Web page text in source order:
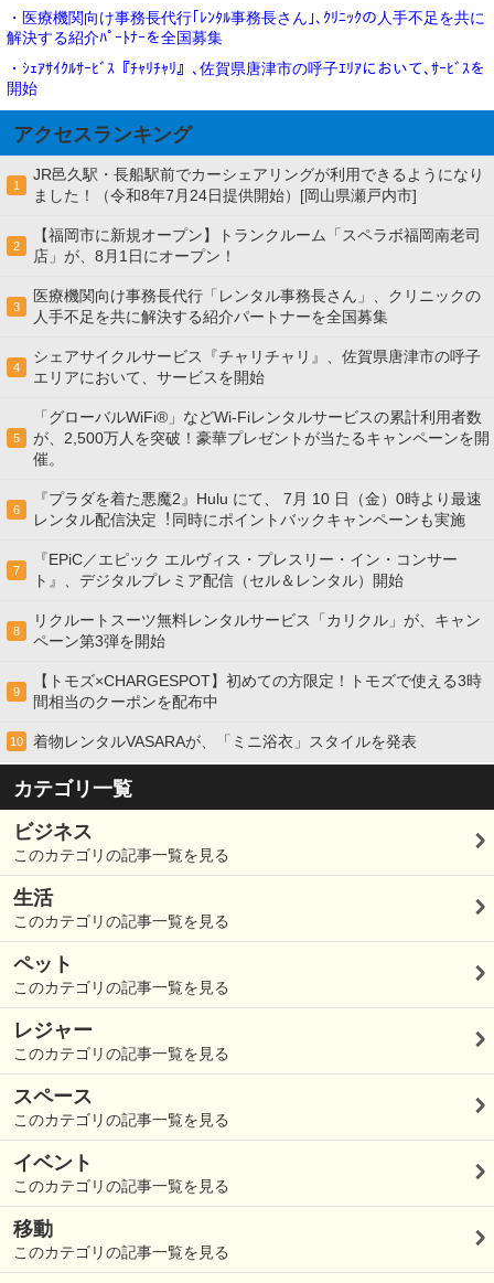
・医療機関向け事務長代行｢ﾚﾝﾀﾙ事務長さん｣､ｸﾘﾆｯｸの人手不足を共に
解決する紹介ﾊﾟｰﾄﾅｰを全国募集
・ｼｪｱｻｲｸﾙｻｰﾋﾞｽ『ﾁｬﾘﾁｬﾘ』､佐賀県唐津市の呼子ｴﾘｱにおいて､ｻｰﾋﾞｽを
開始
アクセスランキング
1
JR邑久駅・長船駅前でカーシェアリングが利用できるようになり
ました！（令和8年7月24日提供開始）[岡山県瀬戸内市]
2
【福岡市に新規オープン】トランクルーム「スペラボ福岡南老司
店」が、8月1日にオープン！
3
医療機関向け事務長代行「レンタル事務長さん」、クリニックの
人手不足を共に解決する紹介パートナーを全国募集
4
シェアサイクルサービス『チャリチャリ』、佐賀県唐津市の呼子
エリアにおいて、サービスを開始
5
「グローバルWiFi®」などWi-Fiレンタルサービスの累計利用者数
が、2,500万人を突破！豪華プレゼントが当たるキャンペーンを開
催。
6
『プラダを着た悪魔2』Hulu にて、 7⽉ 10 ⽇（金）0時より最速
レンタル配信決定︕同時にポイントバックキャンペーンも実施
7
『EPiC／エピック エルヴィス・プレスリー・イン・コンサー
ト』、デジタルプレミア配信（セル＆レンタル）開始
8
リクルートスーツ無料レンタルサービス「カリクル」が、キャン
ペーン第3弾を開始
9
【トモズ×CHARGESPOT】初めての方限定！トモズで使える3時
間相当のクーポンを配布中
10 着物レンタルVASARAが、「ミニ浴衣」スタイルを発表
カテゴリ一覧
ビジネス
このカテゴリの記事一覧を見る
生活
このカテゴリの記事一覧を見る
ペット
このカテゴリの記事一覧を見る
レジャー
このカテゴリの記事一覧を見る
スペース
このカテゴリの記事一覧を見る
イベント
このカテゴリの記事一覧を見る
移動
このカテゴリの記事一覧を見る